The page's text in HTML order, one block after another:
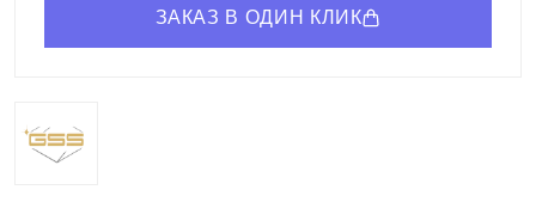
ЗАКАЗ В ОДИН КЛИК